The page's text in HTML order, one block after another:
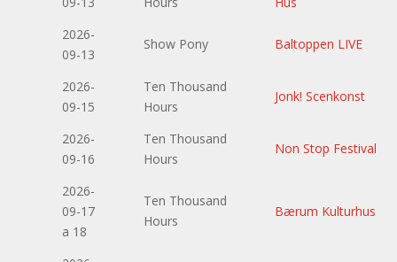
2026-
09-13
Show Pony Baltoppen LIVE
2026-
09-15
Ten Thousand
Hours
Jonk! Scenkonst
2026-
09-16
Ten Thousand
Hours
Non Stop Festival
2026-
09-17
a 18
Ten Thousand
Hours
Bærum Kulturhus